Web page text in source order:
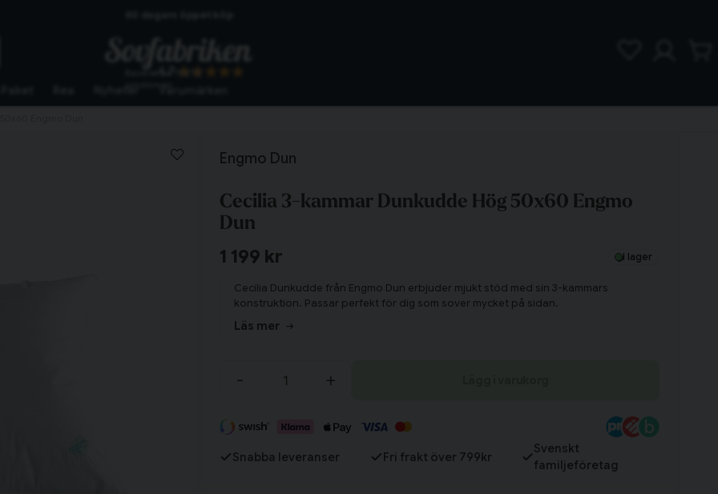
Skickas från lagret i Vinslöv
Engmo Dun
Cecilia 3-kammar Dunkudde Hög 50x60 Engmo
Dun
1 199 kr I lager
Cecilia Dunkudde från Engmo Dun erbjuder mjukt stöd med sin 3-kammars
konstruktion. Passar perfekt för dig som sover mycket på sidan.
Läs mer
- +
Snabba leveranser Fri frakt över 799kr
Svenskt
familjeföretag
Har du alla tillbehör?